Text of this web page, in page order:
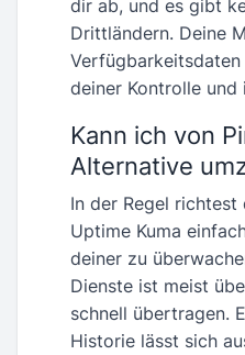
dir ab, und es gibt
Drittländern. Deine
deiner Kontrolle und
Kann ich von
Alternative
In der Regel
Uptime Kuma
deiner zu
Dienste ist meist
schnell übertragen.
Historie lässt sich